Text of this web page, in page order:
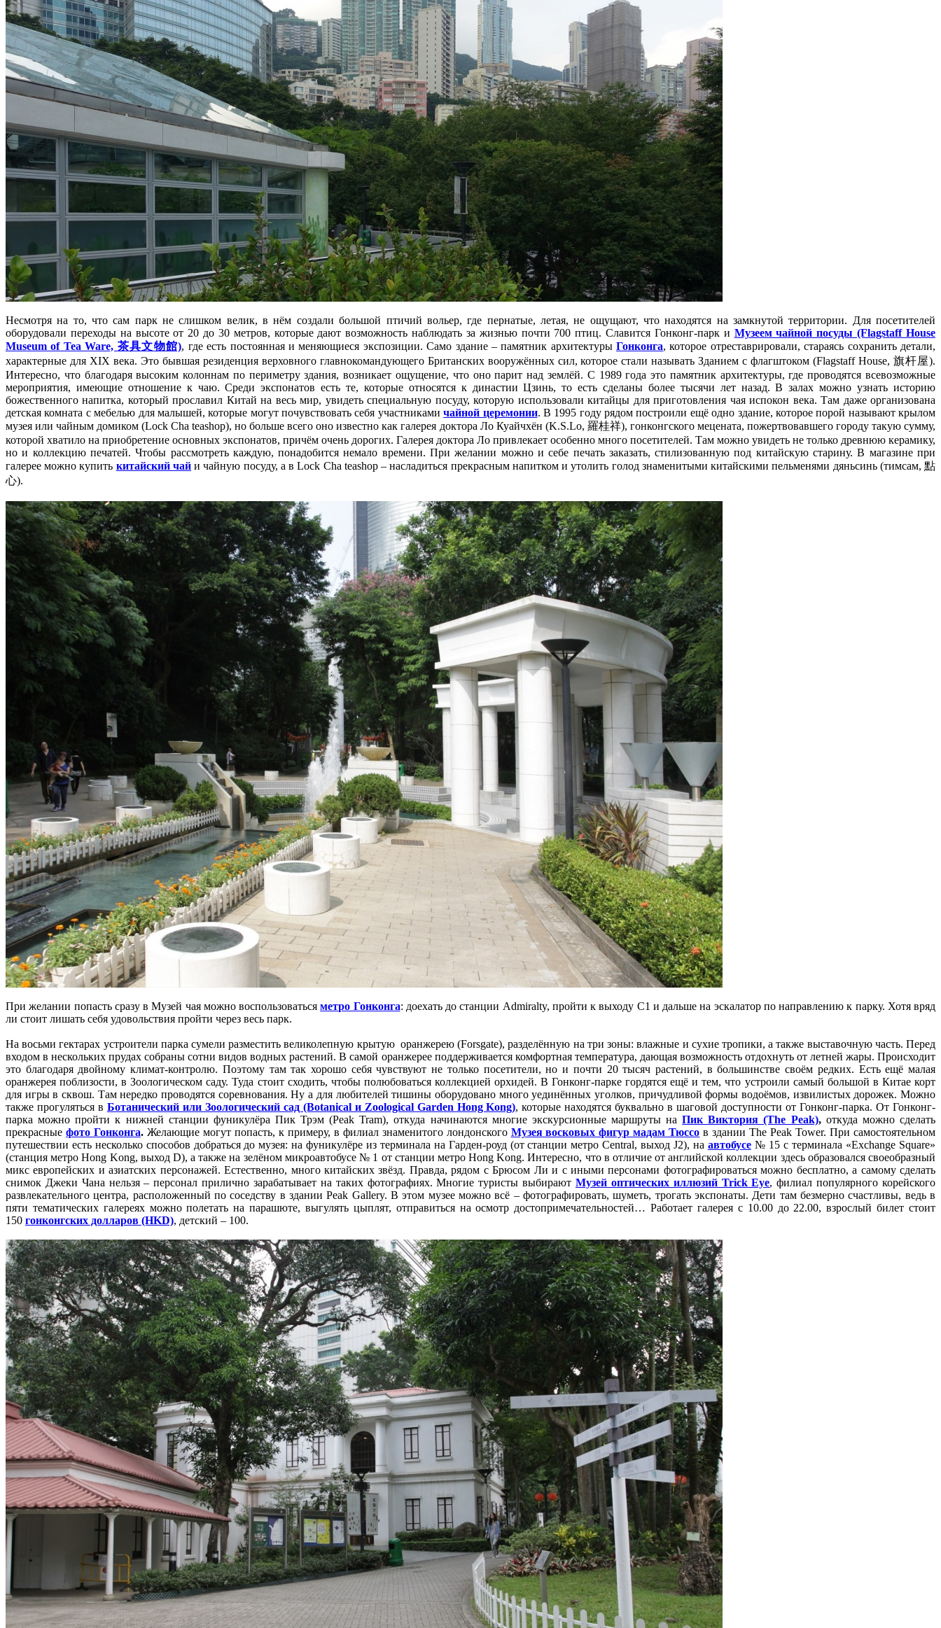
Несмотря на то, что сам парк не слишком велик, в нём создали большой птичий вольер, где пернатые, летая, не ощущают, что находятся на замкнутой территории. Для посетителей
оборудовали переходы на высоте от 20 до 30 метров, которые дают возможность наблюдать за жизнью почти 700 птиц. Славится Гонконг-парк и Музеем чайной посуды (Flagstaff House
Museum of Tea Ware, 茶具文物館), где есть постоянная и меняющиеся экспозиции. Само здание – памятник архитектурыГонконга, которое отреставрировали, стараясь сохранить детали,
характерные для XIX века. Это бывшая резиденция верховного главнокомандующего Британских вооружённых сил, которое стали называть Зданием с флагштоком (Flagstaff House, 旗杆屋).
Интересно, что благодаря высоким колоннам по периметру здания, возникает ощущение, что оно парит над землёй. С 1989 года это памятник архитектуры, где проводятся всевозможные
мероприятия, имеющие отношение к чаю. Среди экспонатов есть те, которые относятся к династии Цзинь, то есть сделаны более тысячи лет назад. В залах можно узнать историю
божественного напитка, который прославил Китай на весь мир, увидеть специальную посуду, которую использовали китайцы для приготовления чая испокон века. Там даже организована
детская комната с мебелью для малышей, которые могут почувствовать себя участникамичайной церемонии. В 1995 году рядом построили ещё одно здание, которое порой называют крылом
музея или чайным домиком (Lock Cha teashop), но больше всего оно известно как галерея доктора Ло Куайчхён (K.S.Lo, 羅桂祥), гонконгского мецената, пожертвовавшего городу такую сумму,
которой хватило на приобретение основных экспонатов, причём очень дорогих. Галерея доктора Ло привлекает особенно много посетителей. Там можно увидеть не только древнюю керамику,
но и коллекцию печатей. Чтобы рассмотреть каждую, понадобится немало времени. При желании можно и себе печать заказать, стилизованную под китайскую старину. В магазине при
галерее можно купить китайский чайи чайную посуду, а в Lock Cha teashop – насладиться прекрасным напитком и утолить голод знаменитыми китайскими пельменями дяньсинь (тимсам, 點
心).
При желании попасть сразу в Музей чая можно воспользоватьсяметро Гонконга: доехать до станции Admiralty, пройти к выходу С1 и дальше на эскалатор по направлению к парку. Хотя вряд
ли стоит лишать себя удовольствия пройти через весь парк.
На восьми гектарах устроители парка сумели разместить великолепную крытую оранжерею (Forsgate), разделённую на три зоны: влажные и сухие тропики, а также выставочную часть. Перед
входом в нескольких прудах собраны сотни видов водных растений. В самой оранжерее поддерживается комфортная температура, дающая возможность отдохнуть от летней жары. Происходит
это благодаря двойному климат-контролю. Поэтому там так хорошо себя чувствуют не только посетители, но и почти 20 тысяч растений, в большинстве своём редких. Есть ещё малая
оранжерея поблизости, в Зоологическом саду. Туда стоит сходить, чтобы полюбоваться коллекцией орхидей. В Гонконг-парке гордятся ещё и тем, что устроили самый большой в Китае корт
для игры в сквош. Там нередко проводятся соревнования. Ну а для любителей тишины оборудовано много уединённых уголков, причудливой формы водоёмов, извилистых дорожек. Можно
также прогуляться в Ботанический или Зоологический сад (Botanical и Zoological Garden Hong Kong), которые находятся буквально в шаговой доступности от Гонконг-парка. От Гонконг-
парка можно пройти к нижней станции фуникулёра Пик Трэм (Peak Tram), откуда начинаются многие экскурсионные маршруты наПик Виктория (The Peak), откуда можно сделать
прекрасные фото Гонконга.Желающие могут попасть, к примеру, в филиал знаменитого лондонского Музея восковых фигур мадам Тюссо в здании The Peak Tower. При самостоятельном
путешествии есть несколько способов добраться до музея: на фуникулёре из терминала на Гарден-роуд (от станции метро Central, выход J2), на автобусе№ 15 с терминала «Exchange Square»
(станция метро Hong Kong, выход D), а также на зелёном микроавтобусе № 1 от станции метро Hong Kong. Интересно, что в отличие от английской коллекции здесь образовался своеобразный
микс европейских и азиатских персонажей. Естественно, много китайских звёзд. Правда, рядом с Брюсом Ли и с иными персонами фотографироваться можно бесплатно, а самому сделать
снимок Джеки Чана нельзя – персонал прилично зарабатывает на таких фотографиях. Многие туристы выбирают Музей оптических иллюзий Trick Eye, филиал популярного корейского
развлекательного центра, расположенный по соседству в здании Peak Gallery. В этом музее можно всё – фотографировать, шуметь, трогать экспонаты. Дети там безмерно счастливы, ведь в
пяти тематических галереях можно полетать на парашюте, выгулять цыплят, отправиться на осмотр достопримечательностей… Работает галерея с 10.00 до 22.00, взрослый билет стоит
150 гонконгских долларов (HKD), детский – 100.